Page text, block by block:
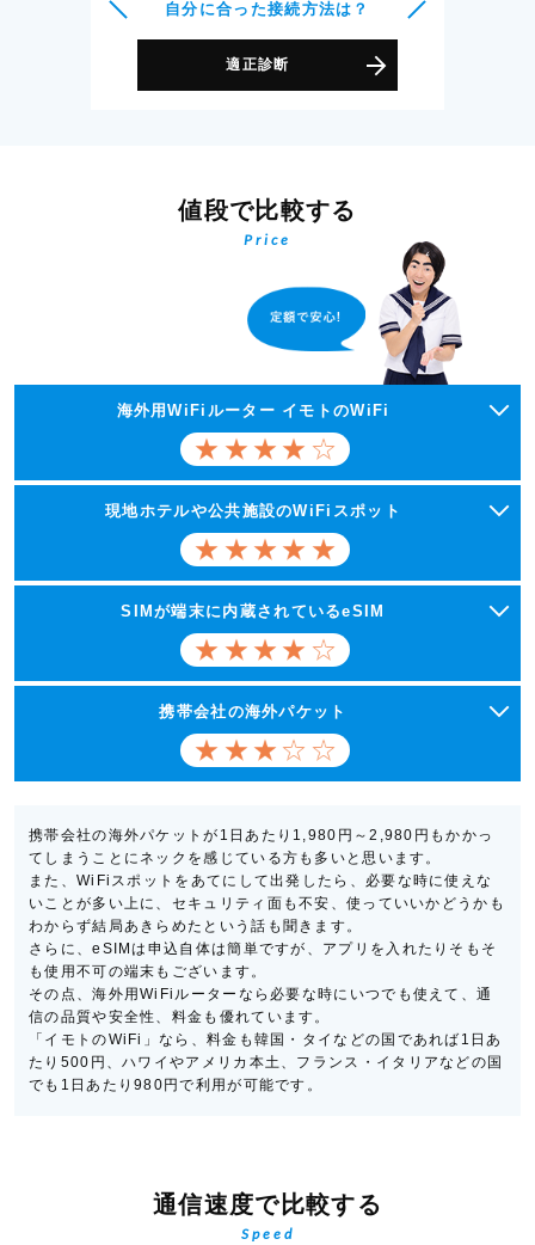
自分に合った接続方法は？
適正診断
値段で比較する
Price
海外用WiFiルーター イモトのWiFi
現地ホテルや公共施設のWiFiスポット
SIMが端末に内蔵されているeSIM
携帯会社の海外パケット
携帯会社の海外パケットが1日あたり1,980円～2,980円もかかっ
てしまうことにネックを感じている方も多いと思います。
また、WiFiスポットをあてにして出発したら、必要な時に使えな
いことが多い上に、セキュリティ面も不安、使っていいかどうかも
わからず結局あきらめたという話も聞きます。
さらに、eSIMは申込自体は簡単ですが、アプリを入れたりそもそ
も使用不可の端末もございます。
その点、海外用WiFiルーターなら必要な時にいつでも使えて、通
信の品質や安全性、料金も優れています。
「イモトのWiFi」なら、料金も韓国・タイなどの国であれば1日あ
たり500円、ハワイやアメリカ本土、フランス・イタリアなどの国
でも1日あたり980円で利用が可能です。
通信速度で比較する
Speed